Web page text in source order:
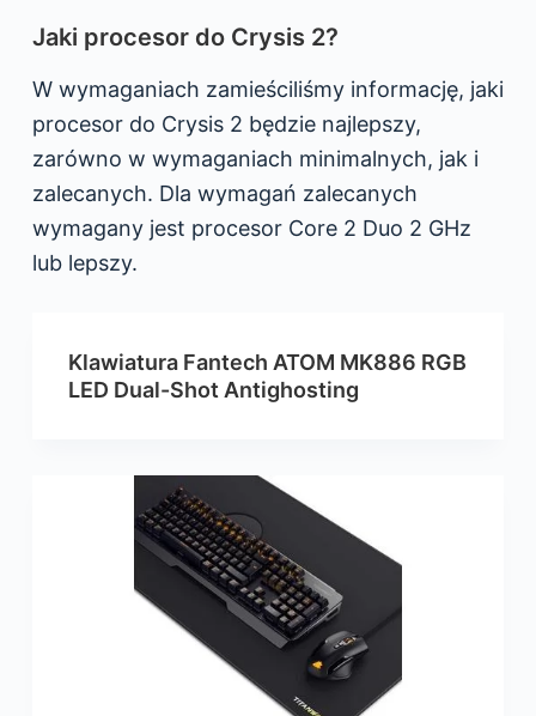
Jaki procesor do Crysis 2?
W wymaganiach zamieściliśmy informację, jaki
procesor do Crysis 2 będzie najlepszy,
zarówno w wymaganiach minimalnych, jak i
zalecanych. Dla wymagań zalecanych
wymagany jest procesor Core 2 Duo 2 GHz
lub lepszy.
Klawiatura Fantech ATOM MK886 RGB
LED Dual-Shot Antighosting